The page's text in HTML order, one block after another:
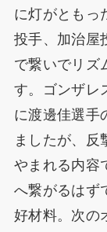
に灯がともっ
投手、加治屋
で繋いでリズ
す。ゴンザレ
に渡邊佳選手
ましたが、反
やまれる内容
へ繋がるはず
好材料。次の